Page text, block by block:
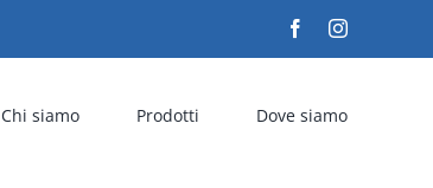
FacebookInstagram
Chi siamo Prodotti Dove siamo